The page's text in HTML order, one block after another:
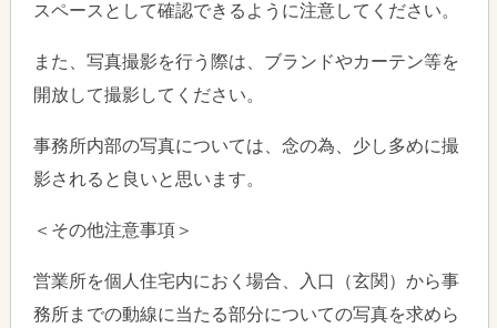
スペースとして確認できるように注意してください。
また、写真撮影を行う際は、ブランドやカーテン等を
開放して撮影してください。
事務所内部の写真については、念の為、少し多めに撮
影されると良いと思います。
＜その他注意事項＞
営業所を個人住宅内におく場合、入口（玄関）から事
務所までの動線に当たる部分についての写真を求めら